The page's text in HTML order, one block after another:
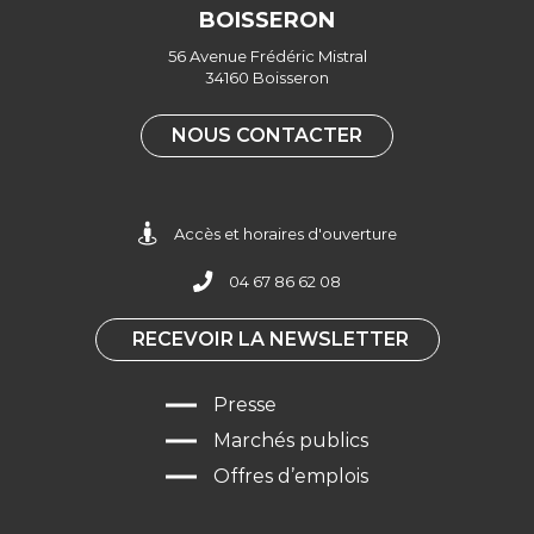
Facebook
BOISSERON
56 Avenue Frédéric Mistral
34160 Boisseron
NOUS CONTACTER
Accès et horaires d'ouverture
04 67 86 62 08
RECEVOIR LA NEWSLETTER
Presse
Marchés publics
Offres d’emplois